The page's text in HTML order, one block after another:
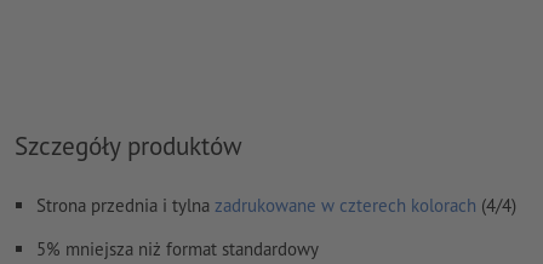
Szczegóły produktów
Strona przednia i tylna zadrukowane w czterech kolorach (4/4)
5% mniejsza niż format standardowy